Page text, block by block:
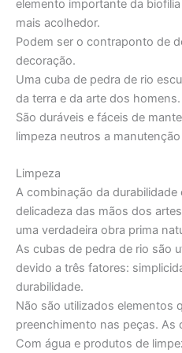
elemento importante da
mais acolhedor.
Podem ser o contraponto de
decoração.
Uma cuba de pedra de rio
da terra e da arte dos homens.
São duráveis e fáceis de
limpeza neutros a
Limpeza
A combinação da durabilidade
delicadeza das mãos dos
uma verdadeira obra prima
As cubas de pedra de rio são
devido a três fatores:
durabilidade.
Não são utilizados elementos
preenchimento nas peças. As
Com água e produtos de